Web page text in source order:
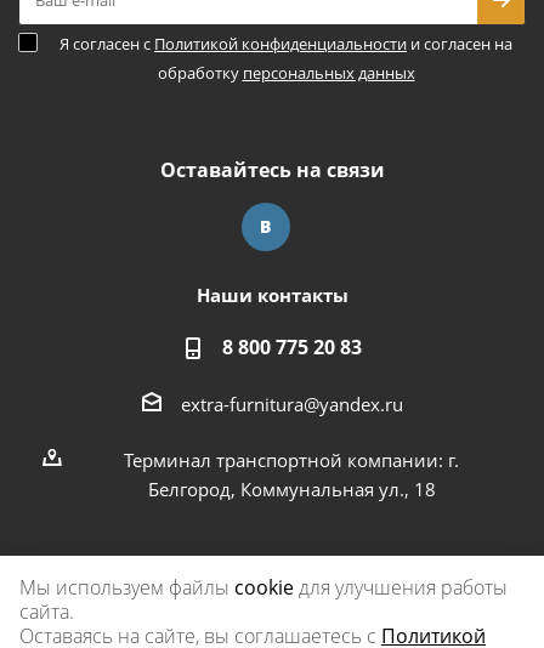
Я согласен с Политикой конфиденциальности и согласен на
обработку персональных данных
Оставайтесь на связи
Наши контакты
8 800 775 20 83
extra-furnitura@yandex.ru
Терминал транспортной компании: г.
Белгород, Коммунальная ул., 18
Мы используем файлы cookieдля улучшения работы
сайта.
Оставаясь на сайте, вы соглашаетесь с Политикой